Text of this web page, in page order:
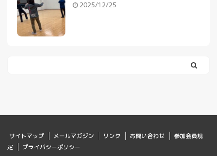
2025/12/25
サイトマップ メールマガジン リンク お問い合わせ
参加会員規
定
プライバシーポリシー